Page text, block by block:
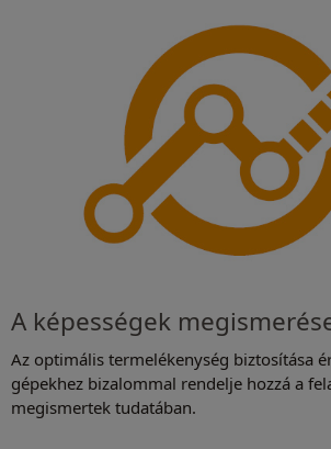
A képességek
Az optimális termelékenység biztosítása
gépekhez bizalommal rendelje hozzá a
megismertek tudatában.